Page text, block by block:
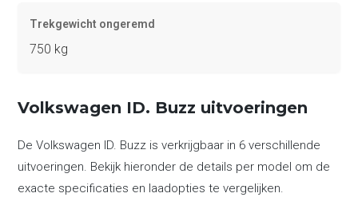
Trekgewicht ongeremd
750 kg
Volkswagen ID. Buzz uitvoeringen
De Volkswagen ID. Buzz is verkrijgbaar in 6 verschillende
uitvoeringen. Bekijk hieronder de details per model om de
exacte specificaties en laadopties te vergelijken.